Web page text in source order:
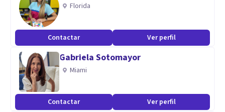
Florida
Contactar Ver perfil
Gabriela Sotomayor
Miami
Contactar Ver perfil